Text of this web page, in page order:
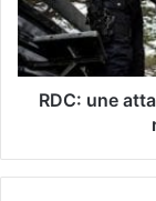
RDC: une